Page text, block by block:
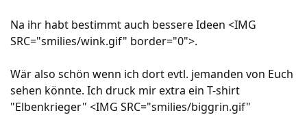
Na ihr habt bestimmt auch bessere Ideen <IMG
SRC="smilies/wink.gif" border="0">.
Wär also schön wenn ich dort evtl. jemanden von Euch
sehen könnte. Ich druck mir extra ein T-shirt
"Elbenkrieger" <IMG SRC="smilies/biggrin.gif"